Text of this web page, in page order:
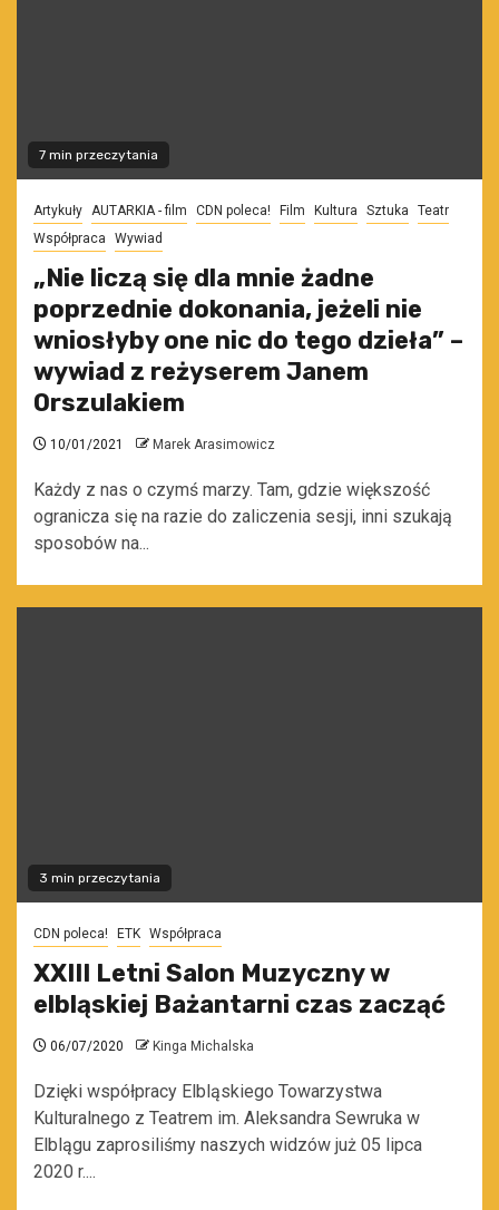
7 min przeczytania
Artykuły AUTARKIA - film CDN poleca! Film Kultura Sztuka
Teatr
Współpraca
Wywiad
„Nie liczą się dla mnie żadne
poprzednie dokonania, jeżeli nie
wniosłyby one nic do tego dzieła” –
wywiad z reżyserem Janem
Orszulakiem
10/01/2021 Marek Arasimowicz
Każdy z nas o czymś marzy. Tam, gdzie większość
ogranicza się na razie do zaliczenia sesji, inni szukają
sposobów na...
3 min przeczytania
CDN poleca! ETK Współpraca
XXIII Letni Salon Muzyczny w
elbląskiej Bażantarni czas zacząć
06/07/2020 Kinga Michalska
Dzięki współpracy Elbląskiego Towarzystwa
Kulturalnego z Teatrem im. Aleksandra Sewruka w
Elblągu zaprosiliśmy naszych widzów już 05 lipca
2020 r....